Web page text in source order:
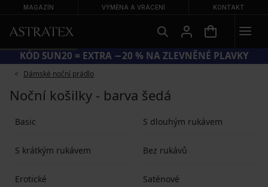
MAGAZÍN VÝMĚNA A VRÁCENÍ KONTAKT
KÓD SUN20 = EXTRA −20 % NA ZLEVNĚNÉ PLAVKY
Dámské noční prádlo
Noční košilky - barva šedá
Basic S dlouhým rukávem
S krátkým rukávem Bez rukávů
Erotické Saténové